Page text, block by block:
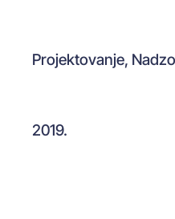
Projektovanje,
2019.